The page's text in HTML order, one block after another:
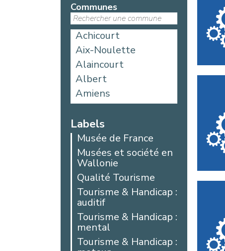
Communes
Achicourt
Aix-Noulette
Alaincourt
Albert
Amiens
Aniche
Argoules
Arques
Arras
Auby
Avesnes-les-
Aubert
Bailleul
Beaucamps-Ligny
Beaurains
Labels
Musée de France
Musées et société en
Wallonie
Qualité Tourisme
Tourisme & Handicap :
auditif
Tourisme & Handicap :
mental
Tourisme & Handicap :